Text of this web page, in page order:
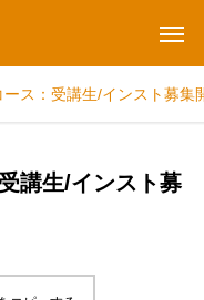
ス：受講生/インスト募集
講生/インスト募